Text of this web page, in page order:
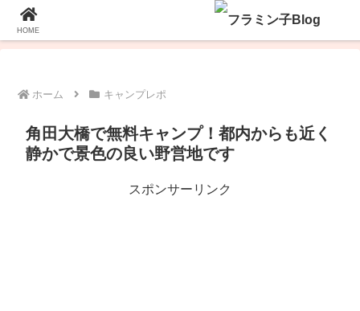
お問い合わせ
ホーム キャンプレポ
角田大橋で無料キャンプ！都内からも近く
静かで景色の良い野営地です
スポンサーリンク
HOME